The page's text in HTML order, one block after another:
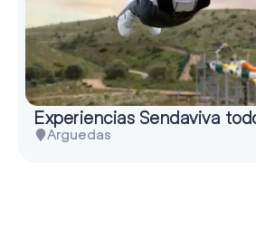
Experiencias Sendaviva
Arguedas